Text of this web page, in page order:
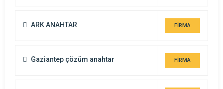
ARK ANAHTAR FİRMA
Gaziantep çözüm anahtar FİRMA